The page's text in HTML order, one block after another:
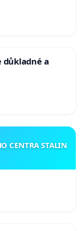
důkladné a
CENTRA STALIN